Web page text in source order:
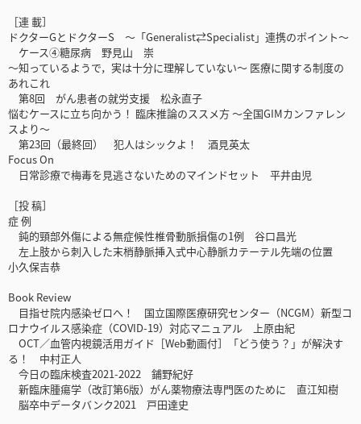
［連 載］
ドクターGとドクターS ～「Generalist⇄Specialist」連携のポイント～
ケース④糖尿病 野見山 崇
～知っているようで，実は十分に理解していない～ 医療に関する制度の
あれこれ
第8回 がん患者の就労支援 松永直子
悩むケースに立ち向かう！ 臨床推論のススメ方 ～全国GIMカンファレン
スより～
第23回（最終回） 犯人はシックよ！ 酒見英太
Focus On
日常診療で梅毒を見逃さないためのマインドセット 平井由児
［投 稿］
症 例
鈍的頸部外傷による無症候性椎骨動脈損傷の1例 谷口昌光
左上肢から刺入した末梢静脈挿入式中心静脈カテーテル先端の位置
小久保吉恭
Book Review
目指せ院内感染ゼロへ！ 国立国際医療研究センター（NCGM）新型コ
ロナウイルス感染症（COVID-19）対応マニュアル 上原由紀
OCT／血管内視鏡活用ガイド［Web動画付］「どう使う？」が解決す
る！ 中村正人
今日の臨床検査2021-2022 鋪野紀好
新臨床腫瘍学（改訂第6版）がん薬物療法専門医のために 直江知樹
脳卒中データバンク2021 戸田達史